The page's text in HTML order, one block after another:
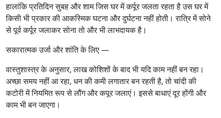
हालांकि प्रतिदिन सुबह और शाम जिस घर में कर्पूर जलता रहता है उस घर में
किसी भी प्रकार की आकस्मिक घटना और दुर्घटना नहीं होती। रात्रि में सोने
से पूर्व कर्पूर जलाकर सोना तो और भी लाभदायक है।
सकारात्मक उर्जा और शां‍ति के लिए —
वास्तुशास्‍त्र के अनुसार, लाख कोशिशों के बाद भी यदि काम नहीं बन रहा।
अच्छा समय नहीं आ रहा, धन की कमी लगातार बन रहती है, तो चांदी की
कटोरी में नियमित रूप से लौंग और कपूर जलाएं। इससे बाधाएं दूर होंगी और
काम भी बन जाएगा।